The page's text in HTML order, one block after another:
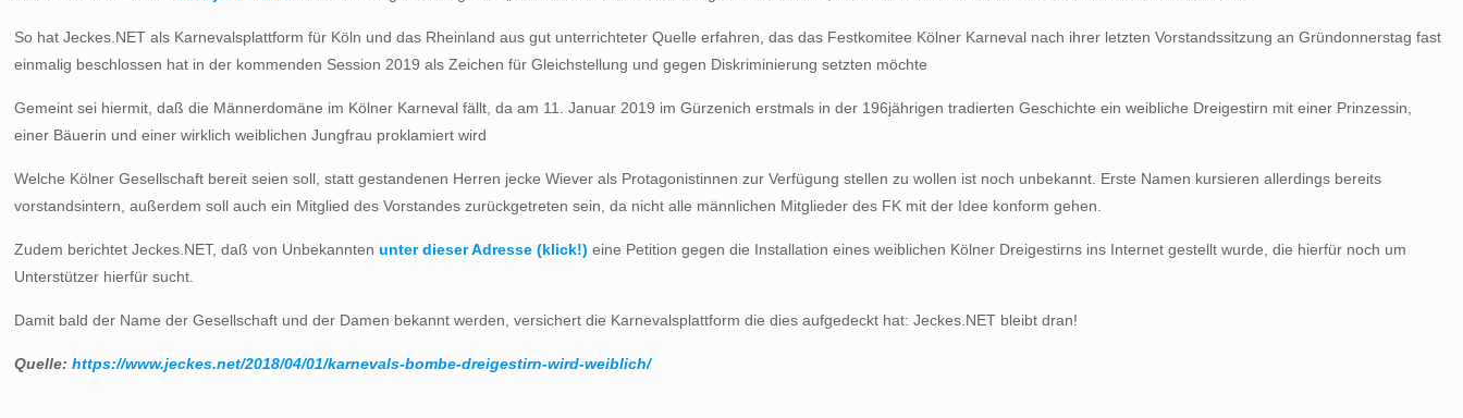
So hat Jeckes.NET als Karnevalsplattform für Köln und das Rheinland aus gut unterrichteter Quelle erfahren, das das Festkomitee Kölner Karneval nach ihrer letzten Vorstandssitzung an Gründonnerstag fast
einmalig beschlossen hat in der kommenden Session 2019 als Zeichen für Gleichstellung und gegen Diskriminierung setzten möchte
Gemeint sei hiermit, daß die Männerdomäne im Kölner Karneval fällt, da am 11. Januar 2019 im Gürzenich erstmals in der 196jährigen tradierten Geschichte ein weibliche Dreigestirn mit einer Prinzessin,
einer Bäuerin und einer wirklich weiblichen Jungfrau proklamiert wird
Welche Kölner Gesellschaft bereit seien soll, statt gestandenen Herren jecke Wiever als Protagonistinnen zur Verfügung stellen zu wollen ist noch unbekannt. Erste Namen kursieren allerdings bereits
vorstandsintern, außerdem soll auch ein Mitglied des Vorstandes zurückgetreten sein, da nicht alle männlichen Mitglieder des FK mit der Idee konform gehen.
Zudem berichtet Jeckes.NET, daß von Unbekanntenunter dieser Adresse (klick!) eine Petition gegen die Installation eines weiblichen Kölner Dreigestirns ins Internet gestellt wurde, die hierfür noch um
Unterstützer hierfür sucht.
Damit bald der Name der Gesellschaft und der Damen bekannt werden, versichert die Karnevalsplattform die dies aufgedeckt hat: Jeckes.NET bleibt dran!
Quelle:https://www.jeckes.net/2018/04/01/karnevals-bombe-dreigestirn-wird-weiblich/